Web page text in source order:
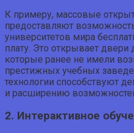
К примеру, массовые
предоставляют
университетов мира
плату. Это открывает
которые ранее не имели
престижных учебных
технологии способствуют
и расширению
2. Интерактивное